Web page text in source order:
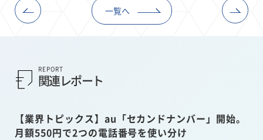
一覧へ
REPORT
関連レポート
【業界トピックス】au「セカンドナンバー」開始。
月額550円で2つの電話番号を使い分け